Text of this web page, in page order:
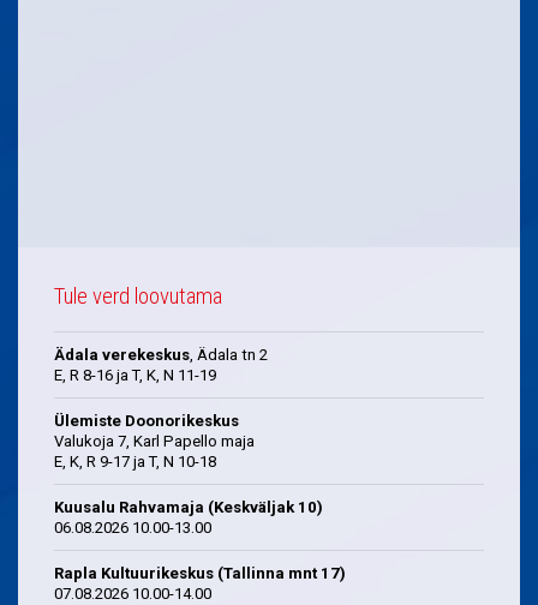
Tule verd loovutama
Ädala verekeskus, Ädala tn 2
E, R 8-16 ja T, K, N 11-19
Ülemiste Doonorikeskus
Valukoja 7, Karl Papello maja
E, K, R 9-17 ja T, N 10-18
Kuusalu Rahvamaja (Keskväljak 10)
06.08.2026 10.00-13.00
Rapla Kultuurikeskus (Tallinna mnt 17)
07.08.2026 10.00-14.00